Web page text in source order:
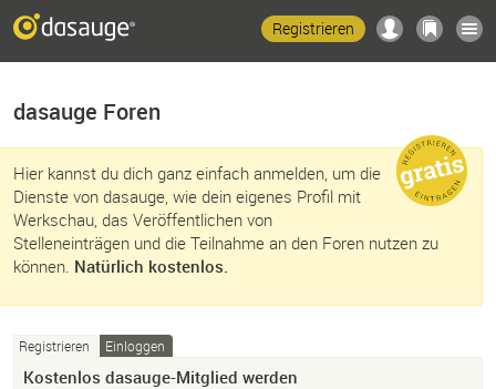
Registrieren
dasauge Foren
Hier kannst du dich ganz einfach anmelden, um die
Dienste von dasauge, wie dein eigenes Profil mit
Werkschau, das Veröffentlichen von
Stelleneinträgen und die Teilnahme an den Foren nutzen zu
können. Natürlich kostenlos.
Registrieren Einloggen
Kostenlos dasauge-Mitglied werden